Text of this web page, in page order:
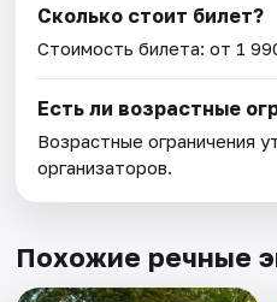
Сколько стоит билет?
Стоимость билета: от 1
Есть ли возрастные
Возрастные ограничения
организаторов.
Похожие речные